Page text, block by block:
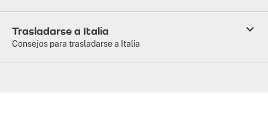
Trasladarse a Italia
Consejos para trasladarse a Italia